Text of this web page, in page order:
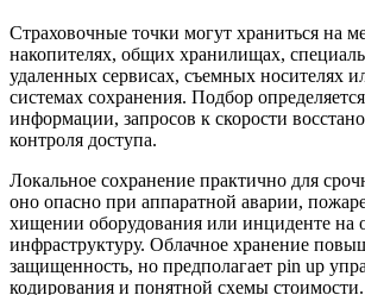
Страховочные точки могут храниться на
накопителях, общих хранилищах,
удаленных сервисах, съемных носителях
системах сохранения. Подбор
информации, запросов к скорости
контроля доступа.
Локальное сохранение практично для
оно опасно при аппаратной аварии,
хищении оборудования или инциденте на
инфраструктуру. Облачное хранение
защищенность, но предполагает pin up
кодирования и понятной схемы стоимости.